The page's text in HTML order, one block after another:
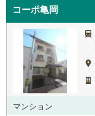
コーポ亀岡
マンション